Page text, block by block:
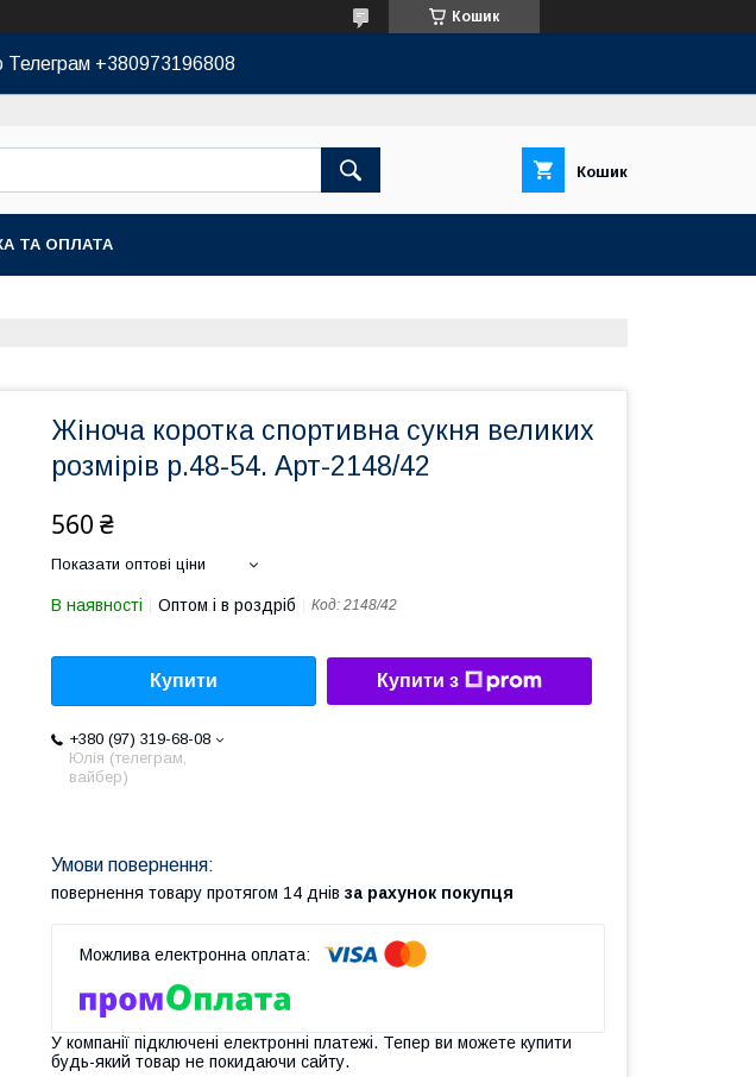
Кошик
Телеграм +380973196808
Кошик
ТА ОПЛАТА
Жіноча коротка спортивна сукня великих
розмірів р.48-54. Арт-2148/42
560 ₴
Показати оптові ціни
В наявності Оптом і в роздріб Код: 2148/42
Купити Купити з
+380 (97) 319-68-08
Юлія (телеграм,
вайбер)
повернення товару протягом 14 днів за рахунок покупця
У компанії підключені електронні платежі. Тепер ви можете купити
будь-який товар не покидаючи сайту.